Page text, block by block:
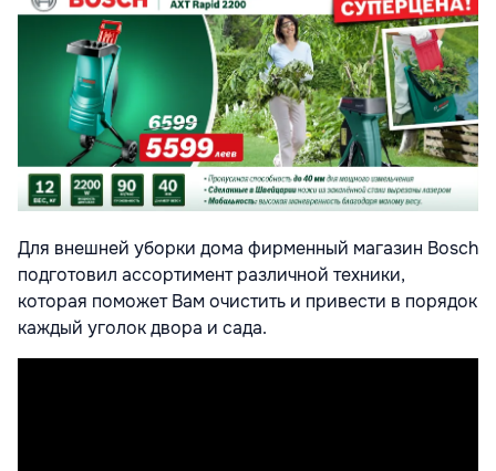
Для внешней уборки дома фирменный магазин Bosch
подготовил ассортимент различной техники,
которая поможет Вам очистить и привести в порядок
каждый уголок двора и сада.